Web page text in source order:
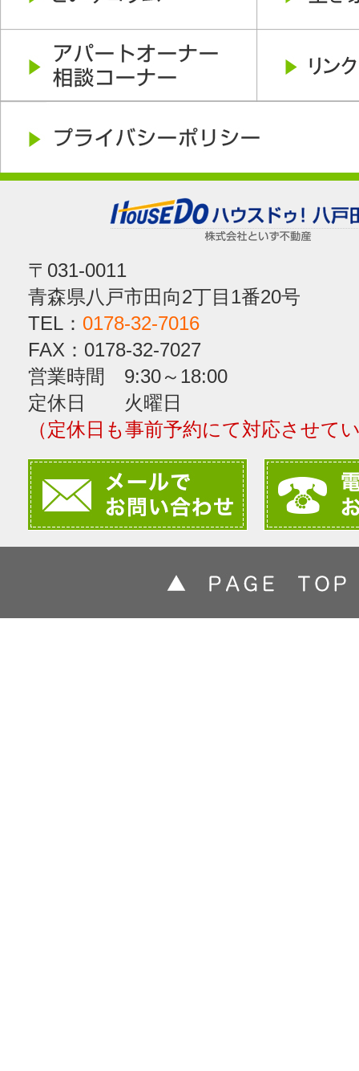
〒031-0011
青森県八戸市田向2丁目1番20号
TEL： 0178-32-7016
FAX：0178-32-7027
営業時間 9:30～18:00
定休日 火曜日
（定休日も事前予約にて対応させて